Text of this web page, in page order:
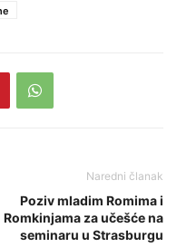
Naredni članak
Poziv mladim Romima i
Romkinjama za učešće na
seminaru u Strasburgu